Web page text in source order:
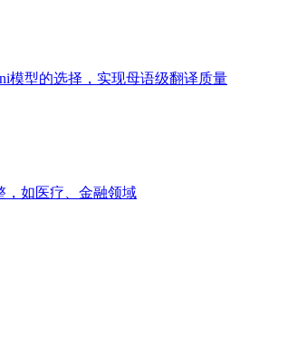
模型的选择，实现母语级翻译质量
，如医疗、金融领域